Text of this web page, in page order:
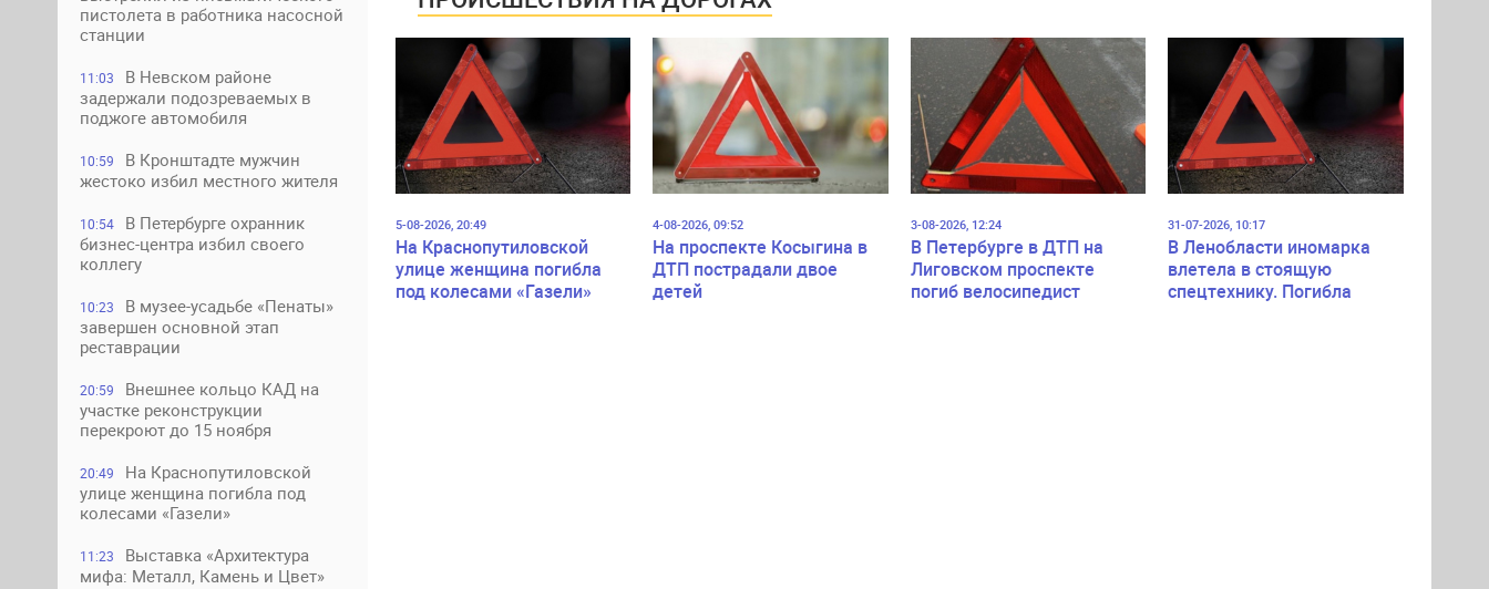
пистолета в работника насосной
станции
11:03
В Невском районе
задержали подозреваемых в
поджоге автомобиля
10:59
В Кронштадте мужчин
жестоко избил местного жителя
10:54
В Петербурге охранник
бизнес-центра избил своего
коллегу
10:23
В музее-усадьбе «Пенаты»
завершен основной этап
реставрации
20:59
Внешнее кольцо КАД на
участке реконструкции
перекроют до 15 ноября
20:49
На Краснопутиловской
улице женщина погибла под
колесами «Газели»
11:23
Выставка «Архитектура
мифа: Металл, Камень и Цвет»
5-08-2026, 20:49
На Краснопутиловской
улице женщина погибла
под колесами «Газели»
4-08-2026, 09:52
На проспекте Косыгина в
ДТП пострадали двое
детей
3-08-2026, 12:24
В Петербурге в ДТП на
Лиговском проспекте
погиб велосипедист
31-07-2026, 10:17
В Ленобласти иномарка
влетела в стоящую
спецтехнику. Погибла